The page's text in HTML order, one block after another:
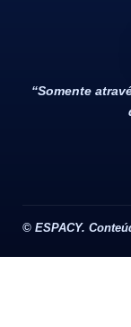
“Somente
© ESPACY.